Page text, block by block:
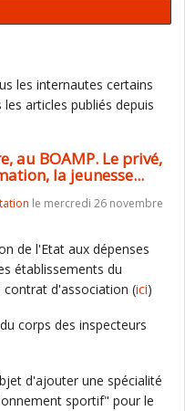
les internautes certains
articles publiés depuis
au BOAMP. Le privé,
la jeunesse...
le mercredi 26 novembre
de l'Etat aux dépenses
établissements du
contrat d'association (ici)
corps des inspecteurs
d'ajouter une spécialité
sportif" pour le